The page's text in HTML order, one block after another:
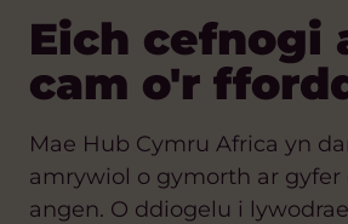
Eich cefnogi
cam o'r
Mae Hub Cymru Africa yn
amrywiol o gymorth ar gyfer
angen. O ddiogelu i